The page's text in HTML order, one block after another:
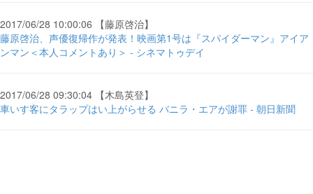
2017/06/28 10:00:06 【藤原啓治】
藤原啓治、声優復帰作が発表！映画第1号は『スパイダーマン』アイア
ンマン＜本人コメントあり＞ - シネマトゥデイ
2017/06/28 09:30:04 【木島英登】
車いす客にタラップはい上がらせる バニラ・エアが謝罪 - 朝日新聞